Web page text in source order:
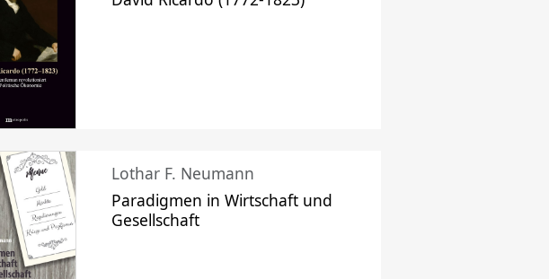
Lothar F. Neumann
Paradigmen in Wirtschaft und
Gesellschaft